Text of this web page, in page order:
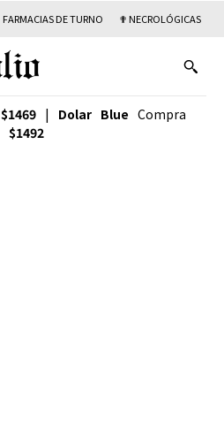
FARMACIAS DE TURNO ✟ NECROLÓGICAS
$1469 | Dolar Blue Compra
$1492